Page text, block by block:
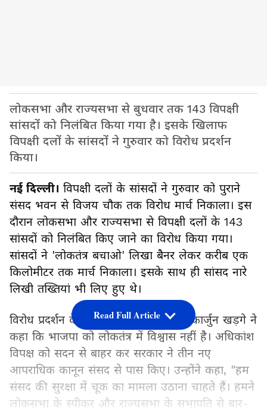
लोकसभा और राज्यसभा से बुधवार तक 143 विपक्षी
सांसदों को निलंबित किया गया है। इसके खिलाफ
विपक्षी दलों के सांसदों ने गुरुवार को विरोध प्रदर्शन
किया।
नई दिल्ली। विपक्षी दलों के सांसदों ने गुरुवार को पुराने
संसद भवन से विजय चौक तक विरोध मार्च निकाला। इस
दौरान लोकसभा और राज्यसभा से विपक्षी दलों के 143
सांसदों को निलंबित किए जाने का विरोध किया गया।
सांसदों ने 'लोकतंत्र बचाओ' लिखा बैनर लेकर करीब एक
किलोमीटर तक मार्च निकाला। इसके साथ ही सांसद नारे
लिखी तख्तियां भी लिए हुए थे।
विरोध प्रदर्शन के दौरान कांग्रेस प्रमुख मल्लिकार्जुन खड़गे ने
कहा कि भाजपा को लोकतंत्र में विश्वास नहीं है। अधिकांश
विपक्ष को सदन से बाहर कर सरकार ने तीन नए
आपराधिक कानून संसद से पास किए। उन्होंने कहा, "हम
संसद की सुरक्षा में चूक का मामला उठाना चाहते हैं। हमने
लोकसभा के स्पीकर और राज्यसभा के सभापति से बार-
Read Full Article